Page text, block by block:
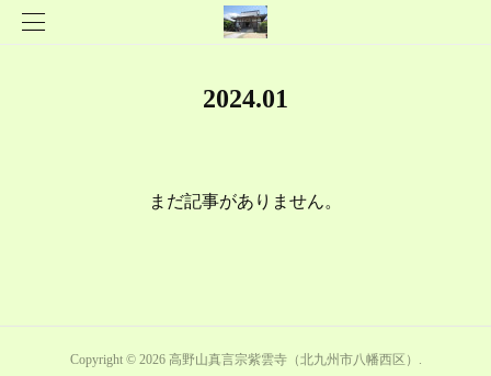
2024.01
まだ記事がありません。
Copyright © 2026 高野山真言宗紫雲寺（北九州市八幡西区） .